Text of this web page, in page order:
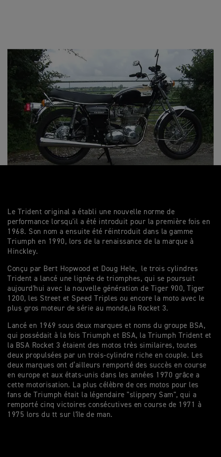
Le Trident original a établi une nouvelle norme de
performance lorsqu'il a été introduit pour la première fois en
1968. Son nom a ensuite été réintroduit dans la gamme
Triumph en 1990, lors de la renaissance de la marque à
Hinckley.
Conçu par Bert Hopwood et Doug Hele, le trois cylindres
Trident a lancé une lignée de triomphes, qui se poursuit
aujourd'hui avec la nouvelle génération de Tiger 900, Tiger
1200, les Street et Speed Triples ou encore la moto avec le
plus gros moteur de série au monde,la Rocket 3.
Lancé en 1969 sous deux marques et noms du groupe BSA,
qui possédait à la fois Triumph et BSA, la Triumph Trident et
la BSA Rocket 3 étaient des motos très similaires, toutes
deux propulsées par un trois-cylindre riche en couple. Les
deux marques ont d’ailleurs remporté des succès en course
en europe et aux états-unis dans les années 1970 grâce a
cette motorisation. La plus célèbre de ces motos pour les
fans de Triumph était la légendaire "slippery Sam", qui a
remporté cinq victoires consécutives en course de 1971 à
1975 lors du tt sur l'île de man.